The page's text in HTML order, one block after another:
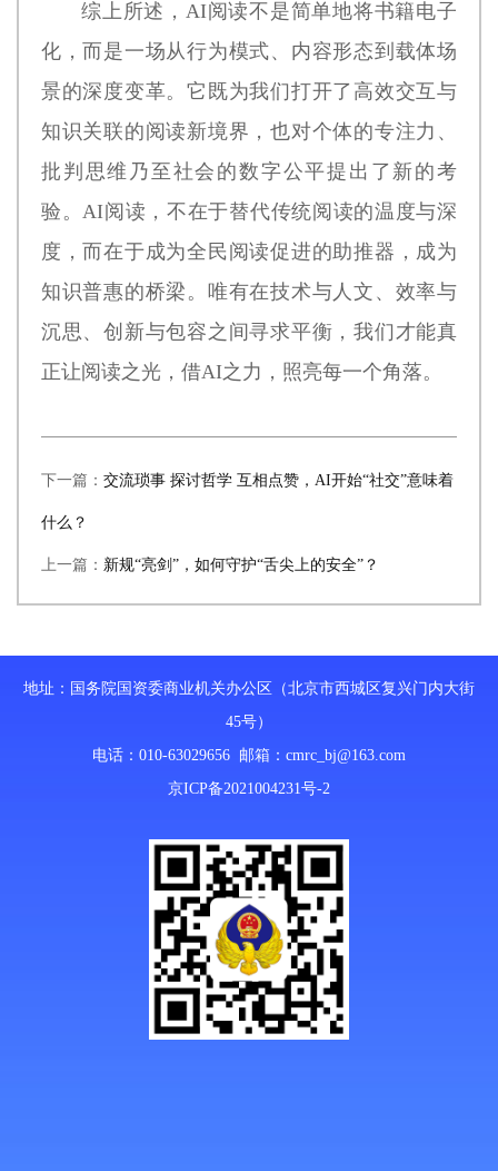
综上所述，AI阅读不是简单地将书籍电子
化，而是一场从行为模式、内容形态到载体场
景的深度变革。它既为我们打开了高效交互与
知识关联的阅读新境界，也对个体的专注力、
批判思维乃至社会的数字公平提出了新的考
验。AI阅读，不在于替代传统阅读的温度与深
度，而在于成为全民阅读促进的助推器，成为
知识普惠的桥梁。唯有在技术与人文、效率与
沉思、创新与包容之间寻求平衡，我们才能真
正让阅读之光，借AI之力，照亮每一个角落。
下一篇： 交流琐事 探讨哲学 互相点赞，AI开始“社交”意味着
什么？
上一篇： 新规“亮剑”，如何守护“舌尖上的安全”？
地址：国务院国资委商业机关办公区（北京市西城区复兴门内大街
45号）
电话：010-63029656 邮箱： cmrc_bj@163.com
京ICP备2021004231号-2